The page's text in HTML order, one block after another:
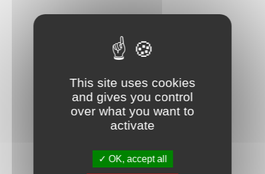
This site uses cookies
and gives you control
over what you want to
activate
OK, accept all